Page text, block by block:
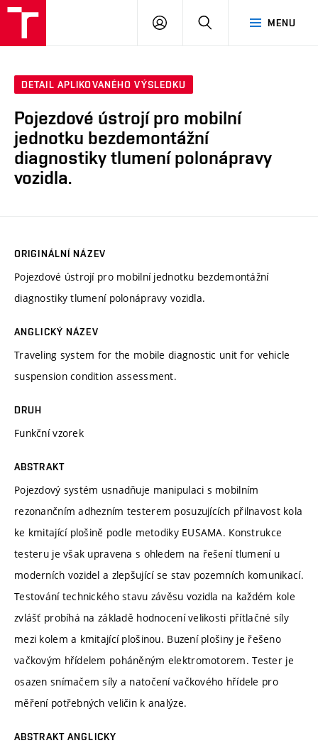
MENU
PŘIHLÁSIT
DETAIL APLIKOVANÉHO VÝSLEDKU
Pojezdové ústrojí pro mobilní
jednotku bezdemontážní
diagnostiky tlumení polonápravy
vozidla.
ORIGINÁLNÍ NÁZEV
Pojezdové ústrojí pro mobilní jednotku bezdemontážní
diagnostiky tlumení polonápravy vozidla.
ANGLICKÝ NÁZEV
Traveling system for the mobile diagnostic unit for vehicle
suspension condition assessment.
DRUH
Funkční vzorek
ABSTRAKT
Pojezdový systém usnadňuje manipulaci s mobilním
rezonančním adhezním testerem posuzujících přilnavost kola
ke kmitající plošině podle metodiky EUSAMA. Konstrukce
testeru je však upravena s ohledem na řešení tlumení u
moderních vozidel a zlepšující se stav pozemních komunikací.
Testování technického stavu závěsu vozidla na každém kole
zvlášť probíhá na základě hodnocení velikosti přítlačné síly
mezi kolem a kmitající plošinou. Buzení plošiny je řešeno
vačkovým hřídelem poháněným elektromotorem. Tester je
osazen snímačem síly a natočení vačkového hřídele pro
měření potřebných veličin k analýze.
ABSTRAKT ANGLICKY